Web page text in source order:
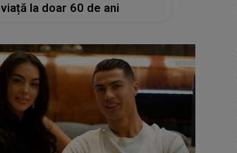
viață la doar 60 de ani